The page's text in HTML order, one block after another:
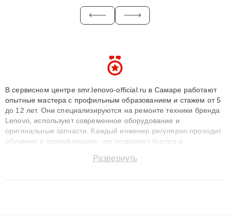
В сервисном центре smr.lenovo-official.ru в Самаре работают
опытные мастера с профильным образованием и стажем от 5
до 12 лет. Они специализируются на ремонте техники бренда
Lenovo, используют современное оборудование и
оригинальные запчасти. Каждый инженер регулярно проходит
обучение и сертификацию, что позволяет быстро и
сохранением гарантии до 3 лет. Наши мастера решают
Развернуть